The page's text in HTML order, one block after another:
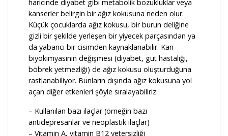
haricinde diyabet gibi metabolik bozukluklar veya
kanserler belirgin bir ağız kokusuna neden olur.
Küçük çocuklarda ağız kokusu, bir burun deliğine
gizli bir şekilde yerleşen bir yiyecek parçasından ya
da yabancı bir cisimden kaynaklanabilir. Kan
biyokimyasının değişmesi (diyabet, gut hastalığı,
böbrek yetmezliği) de ağız kokusu oluşturduğuna
rastlanabiliyor. Bunların dışında ağız kokusuna yol
açan diğer etkenleri şöyle sıralayabiliriz:
– Kullanılan bazı ilaçlar (örneğin bazı
antidepresanlar ve neoplastik ilaçlar)
– Vitamin A, vitamin B12 yetersizliği